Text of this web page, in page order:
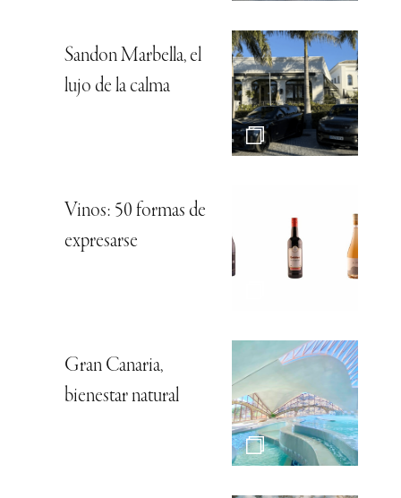
Sandon Marbella, el
lujo de la calma
Vinos: 50 formas de
expresarse
Gran Canaria,
bienestar natural